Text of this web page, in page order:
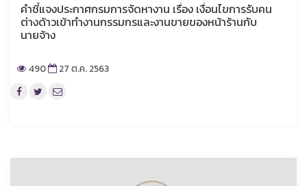
คำชี้แจงประกาศกรมการจัดหางาน เรื่อง เงื่อนไขการรับคน
ต่างด้าวเข้าทำงานกรรมกรและงานขายของหน้าร้านกับ
นายจ้าง
490 27 ต.ค. 2563